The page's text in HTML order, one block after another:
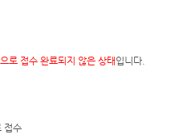
로 접수 완료되지 않은 상태입니다.
접수